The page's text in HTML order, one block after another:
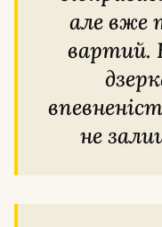
але вже
вартий.
не